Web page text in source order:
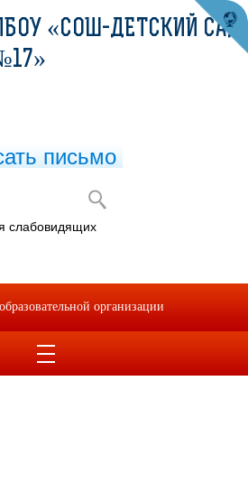
«СОШ-ДЕТСКИЙ САД
письмо
слабовидящих
организации